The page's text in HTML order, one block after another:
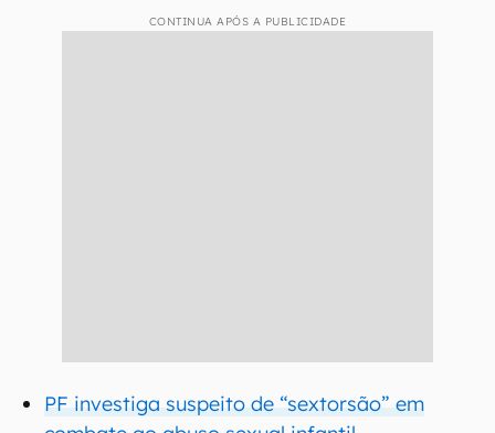
CONTINUA APÓS A PUBLICIDADE
PF investiga suspeito de “sextorsão” em